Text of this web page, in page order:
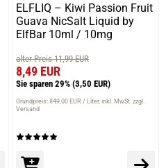
ELFLIQ – Kiwi Passion Fruit
Guava NicSalt Liquid by
ElfBar 10ml / 10mg
alter Preis 11,99 EUR
8,49 EUR
Sie sparen 29% (3,50 EUR)
Grundpreis: 849,00 EUR / Liter inkl. MwSt. zzgl.
Versand